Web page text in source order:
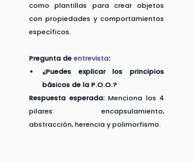
como plantillas para crear objetos
con propiedades y comportamientos
específicos.
Pregunta de entrevista:
¿Puedes explicar los principios
básicos de la P.O.O.?
Respuesta esperada: Menciona los 4
pilares: encapsulamiento,
abstracción, herencia y polimorfismo.